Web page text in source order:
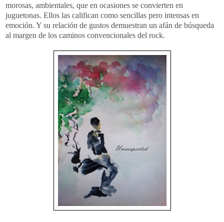
morosas, ambientales, que en ocasiones se convierten en
juguetonas. Ellos las califican como sencillas pero intensas en
emoción. Y su relación de gustos demuestran un afán de búsqueda
al margen de los caminos convencionales del rock.